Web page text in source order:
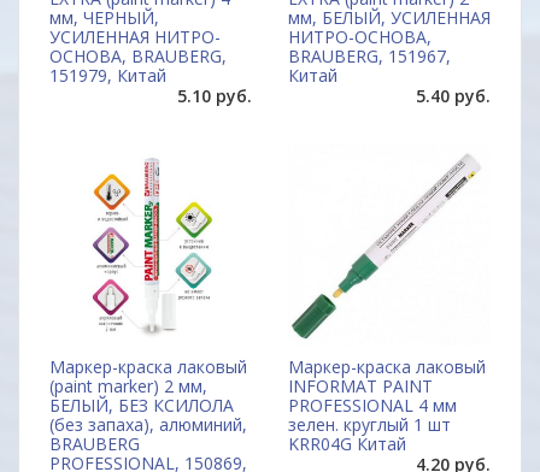
мм, ЧЕРНЫЙ,
УСИЛЕННАЯ НИТРО-
ОСНОВА, BRAUBERG,
151979, Китай
5.10 руб.
мм, БЕЛЫЙ, УСИЛЕННАЯ
НИТРО-ОСНОВА,
BRAUBERG, 151967,
Китай
5.40 руб.
Маркер-краска лаковый
(paint marker) 2 мм,
БЕЛЫЙ, БЕЗ КСИЛОЛА
(без запаха), алюминий,
BRAUBERG
PROFESSIONAL, 150869,
Маркер-краска лаковый
INFORMAT PAINT
PROFESSIONAL 4 мм
зелен. круглый 1 шт
KRR04G Китай
4.20 руб.